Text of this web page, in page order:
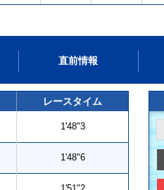
直前情報
レースタイム
1'48"3
1'48"6